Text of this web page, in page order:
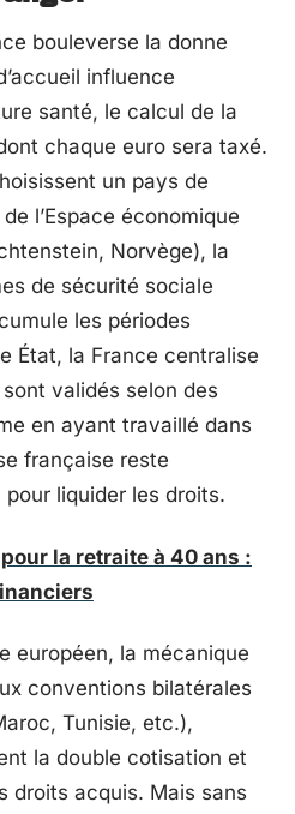
bouleverse la donne
influence
santé, le calcul de la
chaque euro sera taxé.
un pays de
l’Espace économique
Norvège), la
de sécurité sociale
les périodes
État, la France centralise
validés selon des
en ayant travaillé dans
française reste
liquider les droits.
la retraite à 40 ans :
européen, la mécanique
conventions bilatérales
Tunisie, etc.),
la double cotisation et
droits acquis. Mais sans